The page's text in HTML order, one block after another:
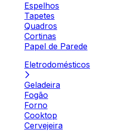
Espelhos
Tapetes
Quadros
Cortinas
Papel de Parede
Eletrodomésticos
Geladeira
Fogão
Forno
Cooktop
Cervejeira